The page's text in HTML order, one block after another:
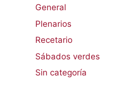
General
Plenarios
Recetario
Sábados verdes
Sin categoría